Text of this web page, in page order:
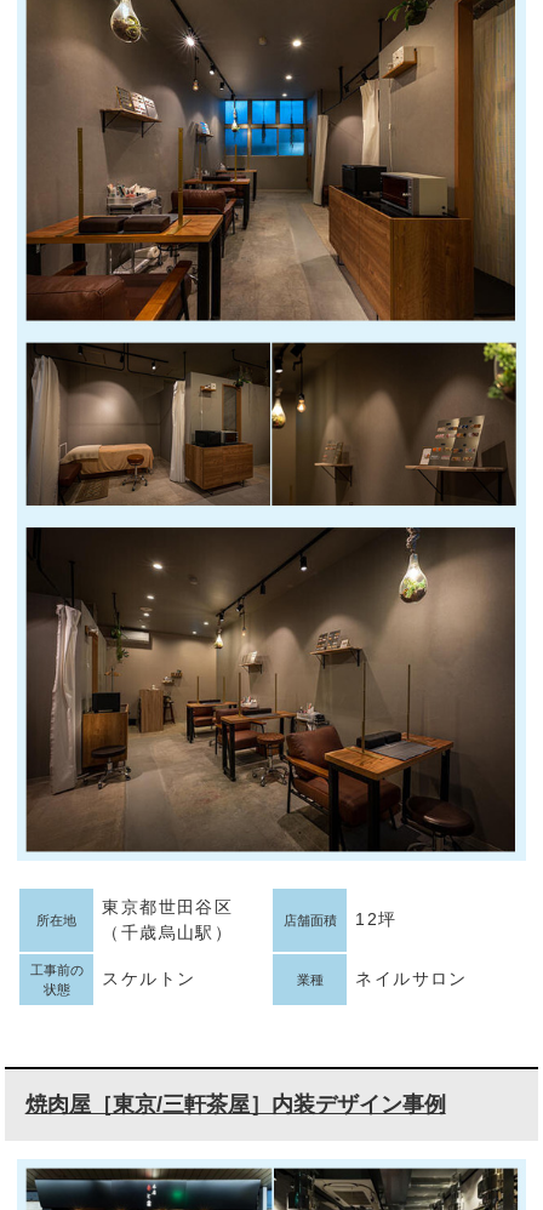
所在地
東京都世田谷区
（千歳烏山駅）
店舗面積 12坪
工事前の
状態
スケルトン 業種 ネイルサロン
焼肉屋［東京/三軒茶屋］内装デザイン事例